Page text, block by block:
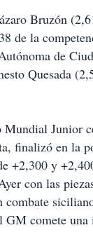
Bruzón
de la
de
Quesada
Junior
finalizó en la
+2,300 y
con las
combate
comete